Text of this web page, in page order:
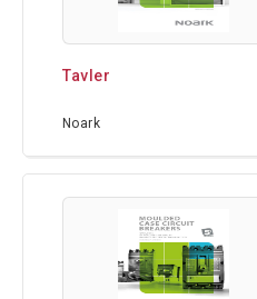
Tavler
Noark